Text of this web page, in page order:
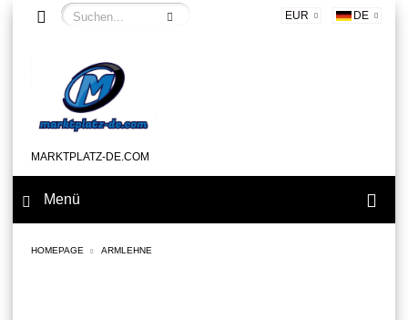
EUR DE
MARKTPLATZ-DE.COM
Menü
HOMEPAGE ARMLEHNE